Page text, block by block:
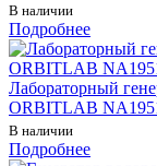
В наличии
Подробнее
Лабораторный
ORBITLAB
В наличии
Подробнее